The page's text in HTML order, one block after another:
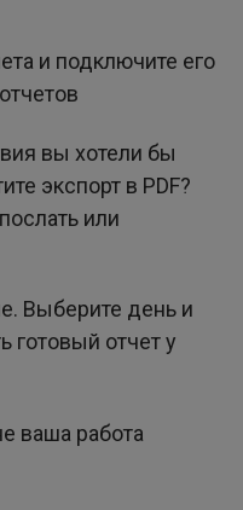
и подключите его
вы хотели бы
экспорт в PDF?
или
Выберите день и
готовый отчет у
ваша работа